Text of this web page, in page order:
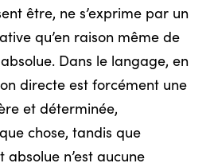
être, ne s’exprime par un
qu’en raison même de
Dans le langage, en
directe est forcément une
et déterminée,
chose, tandis que
absolue n’est aucune